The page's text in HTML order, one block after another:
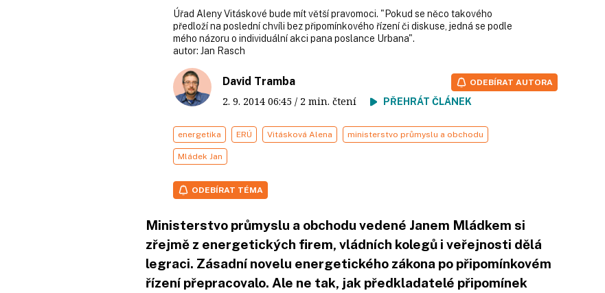
Úřad Aleny Vitáskové bude mít větší pravomoci. "Pokud se něco takového
předloží na poslední chvíli bez připomínkového řízení či diskuse, jedná se podle
mého názoru o individuální akci pana poslance Urbana".
autor: Jan Rasch
David Tramba
2. 9. 2014 06:45 / 2 min. čtení PŘEHRÁT ČLÁNEK
ODEBÍRAT AUTORA
energetika ERÚ Vitásková Alena ministerstvo průmyslu a obchodu
Mládek Jan
ODEBÍRAT TÉMA
Ministerstvo průmyslu a obchodu vedené Janem Mládkem si
zřejmě z energetických firem, vládních kolegů i veřejnosti dělá
legraci. Zásadní novelu energetického zákona po připomínkovém
řízení přepracovalo. Ale ne tak, jak předkladatelé připomínek